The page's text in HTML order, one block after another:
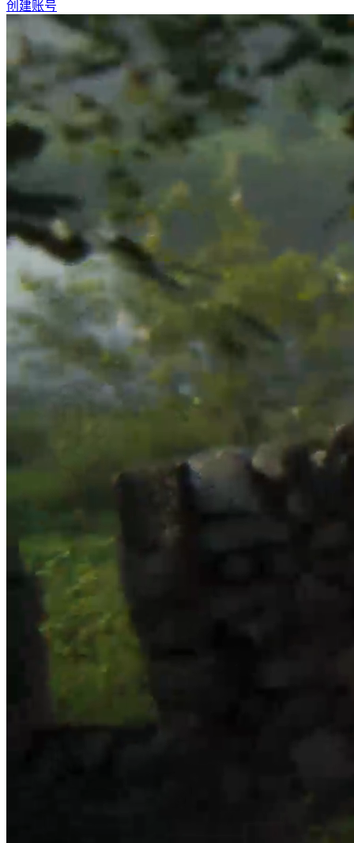
创建账号